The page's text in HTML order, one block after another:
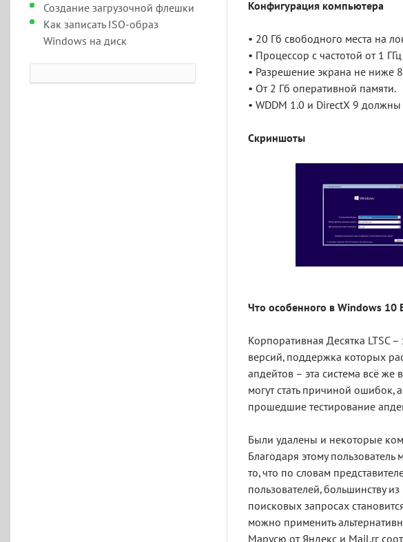
Конфигурация компьютера
• 20 Гб свободного места на
• Процессор с частотой от 1
• Разрешение экрана не ниже
• От 2 Гб оперативной памяти.
• WDDM 1.0 и DirectX 9
Скриншоты
Что особенного в Windows 10
Корпоративная Десятка LTSC
версий, поддержка которых
апдейтов – эта система всё
могут стать причиной ошибок,
прошедшие тестирование
Были удалены и некоторые
Благодаря этому
то, что по словам
пользователей, большинству
поисковых запросах
можно применить
Марусю от Яндекс и Mail.rг
Создание загрузочной флешки
Как записать ISO-образ
Windows на диск